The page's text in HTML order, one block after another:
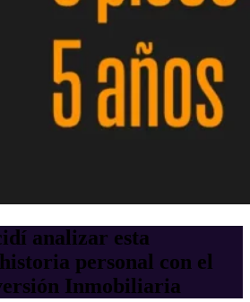
analizar esta
personal con el
Inmobiliaria